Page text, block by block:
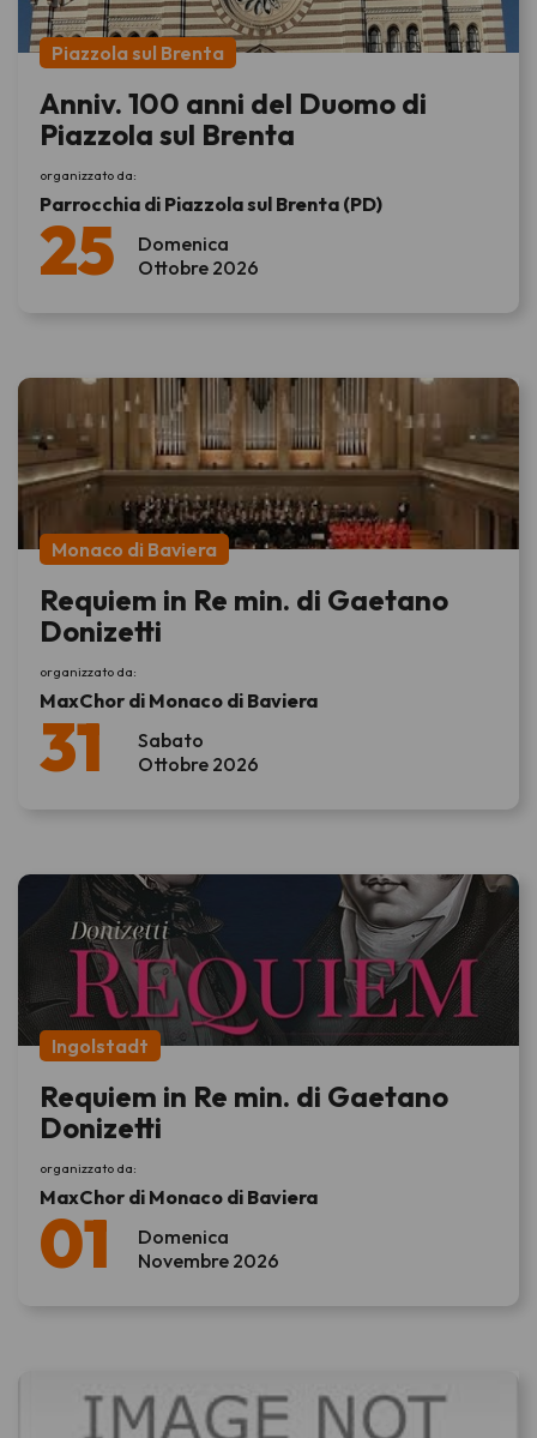
Domenica
25 Ottobre 2026
Piazzola sul Brenta
Anniv. 100 anni del Duomo di
Piazzola sul Brenta
organizzato da:
Parrocchia di Piazzola sul Brenta (PD)
Sabato
31 Ottobre 2026
Monaco di Baviera
Requiem in Re min. di Gaetano
Donizetti
organizzato da:
MaxChor di Monaco di Baviera
Domenica
01 Novembre 2026
Ingolstadt
Requiem in Re min. di Gaetano
Donizetti
organizzato da:
MaxChor di Monaco di Baviera